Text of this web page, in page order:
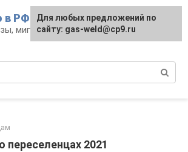
в РФ
миграция: консультации
переселенцах 2021
Для любых предложений по
сайту: gas-weld@cp9.ru